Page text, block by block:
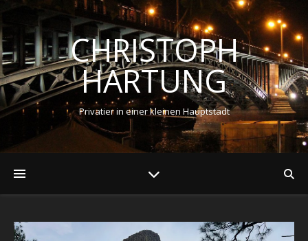
CHRISTOPH
HARTUNG
Privatier in einer kleinen Hauptstadt